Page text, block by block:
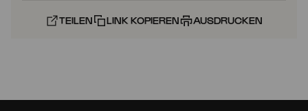
TEILEN LINK KOPIEREN AUSDRUCKEN